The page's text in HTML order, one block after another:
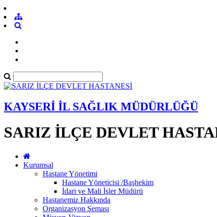
KAYSERİ İL SAĞLIK MÜDÜRLÜĞÜ
SARIZ İLÇE DEVLET
Kurumsal
Hastane Yönetimi
Hastane Yöneticisi /Başhekim
İdari ve Mali İşler Müdürü
Hastanemiz Hakkında
Organizasyon Şeması